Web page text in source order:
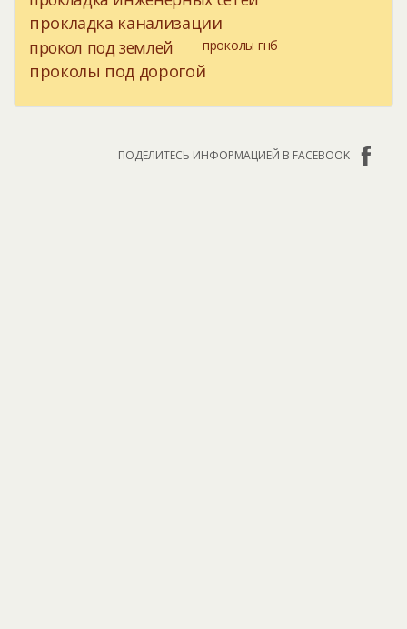
прокладка канализации
прокол под землей
проколы гнб
проколы под дорогой
ПОДЕЛИТЕСЬ ИНФОРМАЦИЕЙ В FACEBOOK